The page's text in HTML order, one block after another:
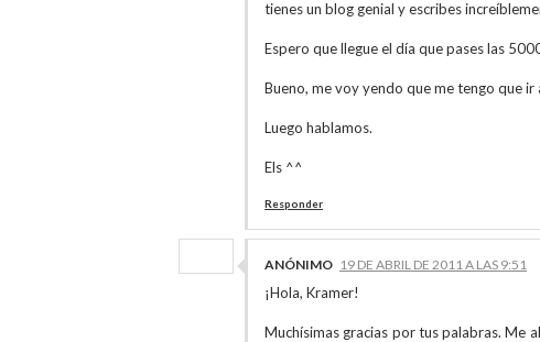
tienes un blog genial y escribes
Espero que llegue el día que pases las
Bueno, me voy yendo que me tengo que
Luego hablamos.
Els ^^
Responder
ANÓNIMO 19 DE ABRIL DE 2011 A LAS 9:51
¡Hola, Kramer!
Muchísimas gracias por tus palabras. Me